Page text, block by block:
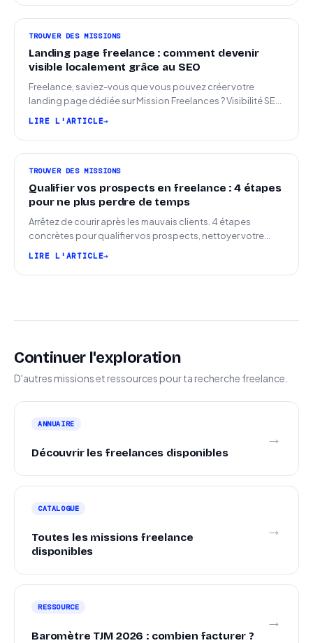
TROUVER DES MISSIONS
Landing page freelance : comment devenir
visible localement grâce au SEO
Freelance, saviez-vous que vous pouvez créer votre
landing page dédiée sur Mission Freelances ? Visibilité SEO
LIRE L'ARTICLE
TROUVER DES MISSIONS
Qualifier vos prospects en freelance : 4 étapes
pour ne plus perdre de temps
Arrêtez de courir après les mauvais clients. 4 étapes
concrètes pour qualifier vos prospects, nettoyer votre
LIRE L'ARTICLE
Continuer l'exploration
D'autres missions et ressources pour ta recherche freelance.
ANNUAIRE
Découvrir les freelances disponibles
→
CATALOGUE
Toutes les missions freelance
disponibles
→
RESSOURCE
Baromètre TJM 2026 : combien facturer ?
→